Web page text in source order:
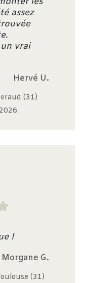
assez
vrai
Hervé U.
(31)
!
Morgane G.
(31)